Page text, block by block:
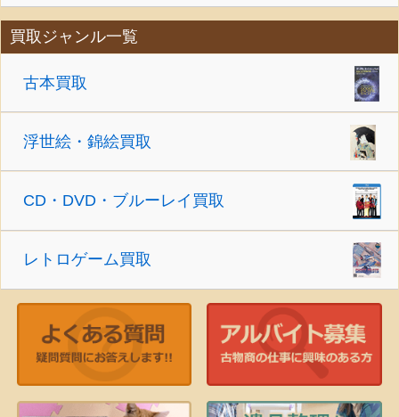
買取ジャンル一覧
古本買取
浮世絵・錦絵買取
CD・DVD・ブルーレイ買取
レトロゲーム買取